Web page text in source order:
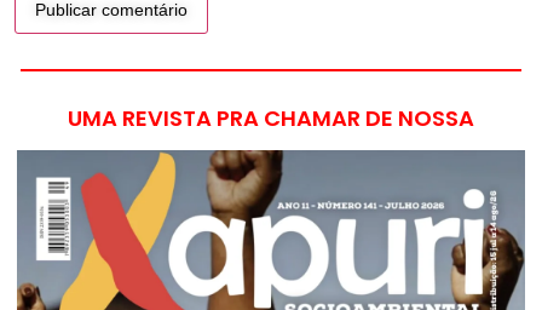
UMA REVISTA PRA CHAMAR DE NOSSA